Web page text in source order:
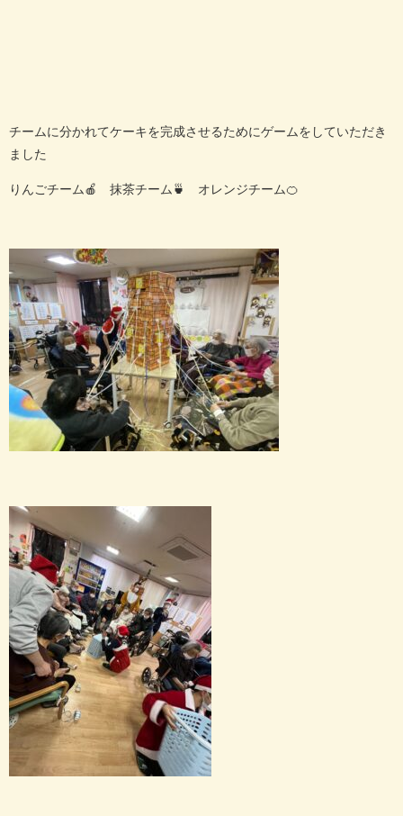
チームに分かれてケーキを完成させるためにゲームをしていただき
ました
りんごチーム🍎 抹茶チーム🍵 オレンジチーム🍊